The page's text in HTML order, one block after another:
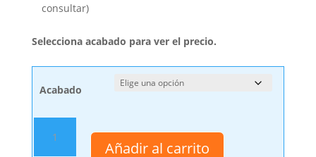
consultar)
Selecciona acabado para ver el precio.
Acabado
Añadir al carrito